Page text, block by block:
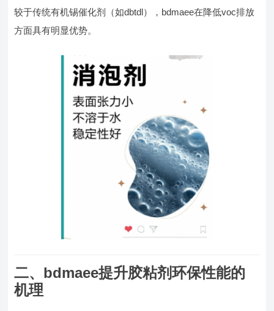
较于传统有机锡催化剂（如dbtdl），bdmaee在降低voc排放
方面具有明显优势。
二、bdmaee提升胶粘剂环保性能的
机理